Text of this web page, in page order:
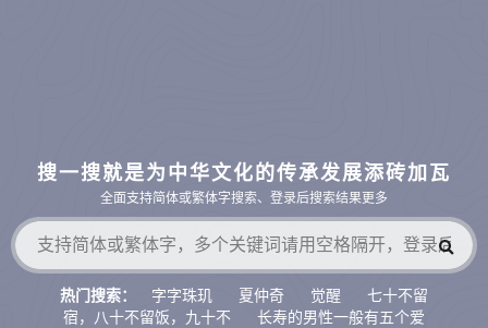
搜一搜就是为中华文化的传承发展添砖加瓦
全面支持简体或繁体字搜索、登录后搜索结果更多
热门搜索： 字字珠玑 夏仲奇 觉醒
七十不留
宿，八十不留饭，九十不
长寿的男性一般有五个爱